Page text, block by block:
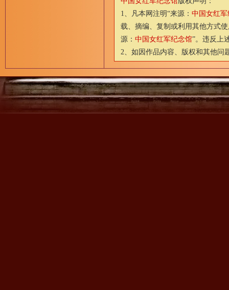
1、凡本网注明“来源：中国女红
载、摘编、复制或利用其他方式
源：中国女红军纪念馆”。违反上
2、如因作品内容、版权和其他问